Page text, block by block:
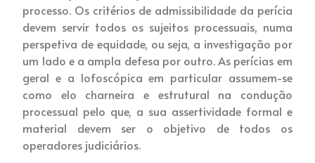
processo. Os critérios de admissibilidade da perícia
devem servir todos os sujeitos processuais, numa
perspetiva de equidade, ou seja, a investigação por
um lado e a ampla defesa por outro. As perícias em
geral e a lofoscópica em particular assumem-se
como elo charneira e estrutural na condução
processual pelo que, a sua assertividade formal e
material devem ser o objetivo de todos os
operadores judiciários.